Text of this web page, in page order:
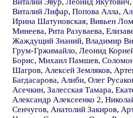
Виталий Лифар, Попова Алла,
Ирина Шатуновская, Вивьен
Минеева, Рита Разуваева,
Жаждущий Знаний, Владимир
Грум-Гржимайло, Леонид
Борис, Михаил Памшев,
Шагров, Алексей Земляков,
Багдасарова, Алиби, Олег
Асечкин, Залесская Тамара,
Александр Алексеенко 2,
Сенчугов, Анатолий Закиров,